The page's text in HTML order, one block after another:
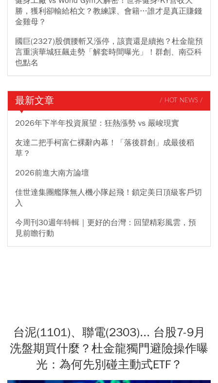
勝，獲利卻輸給柏文？教練課、會籍…誰才是真正賺錢
金雞母？
國巨(2327)股價腰斬又漲停，該賣還是續抱？杜金龍預
言重演華城狂飆走勢「解套時間曝光」！群創、南亞科
也點名
最新文章 / HOT NEWS /
2026年下半年投資展望：狂熱漲勢 vs 嚴峻現實
友達二把手柯富仁裸辭內幕！「落後群創」成最後稻
草？
2026前進大南方論壇
佳世達集團艦隊無人機小隊起飛！鎖定美日頂級客戶切
入
今周刊30週年特輯｜更好的台灣：回望精彩風雲，預
見前瞻行動
台泥(1101)、聯電(2303)... 台股7-9月
洗盤期買什麼？杜金龍獨門避險操作曝
光：為何先別碰主動式ETF？